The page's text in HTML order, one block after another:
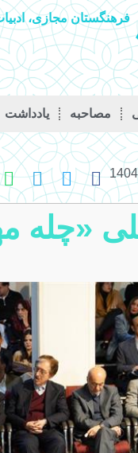
فرهنگستان مجازی،
مصاحبه يادداشت